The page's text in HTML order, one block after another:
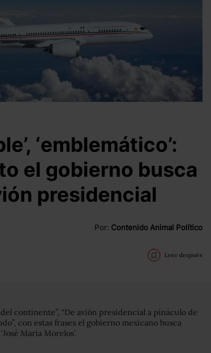
‘emblemático’:
el gobierno busca
presidencial
Por: Contenido Animal Político
Leer después
continente”, “De avión presidencial a pináculo de
con estas frases el gobierno mexicano busca
María Morelos’.